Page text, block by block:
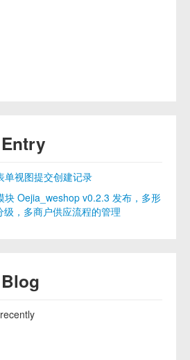
单视图提交创建记录
块 Oejia_weshop v0.2.3 发布，多形
，多商户供应流程的管理